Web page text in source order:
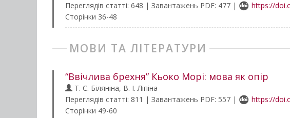
Переглядів статті: 648 | Завантажень PDF: 477 |
https://
Сторінки 36-48
МОВИ ТА ЛІТЕРАТУРИ
“Ввічлива брехня” Кьоко Морі: мова як опір
Т. С. Біляніна, В. І. Ліпіна
Переглядів статті: 811 | Завантажень PDF: 557 |
https://
Сторінки 49-60